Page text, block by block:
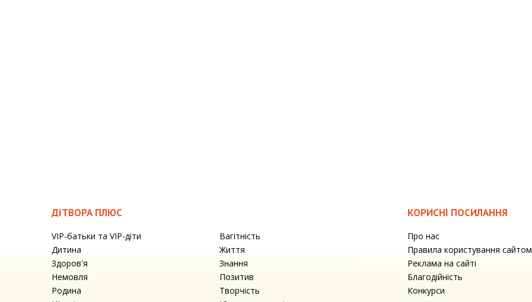
ДІТВОРА ПЛЮС
VIP-батьки та VIP-діти
Вагітність
Дитина
Життя
Здоров'я
Знання
Немовля
Позитив
Родина
Творчість
КОРИСНІ ПОСИЛАННЯ
Про нас
Правила користування сайтом
Реклама на сайті
Благодійність
Конкурси